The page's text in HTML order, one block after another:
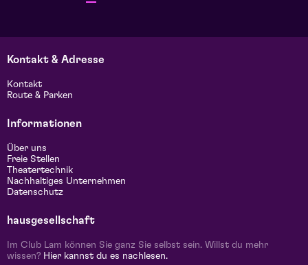
Kontakt & Adresse
Kontakt
Route & Parken
Informationen
Über uns
Freie Stellen
Theatertechnik
Nachhaltiges Unternehmen
Datenschutz
hausgesellschaft
Im Club Lam können Sie ganz Sie selbst sein. Willst du mehr
wissen? Hier kannst du es nachlesen.